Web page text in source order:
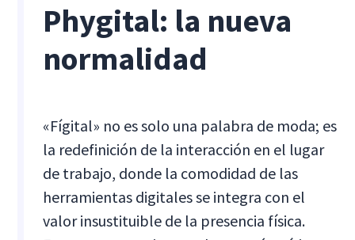
Phygital: la nueva
normalidad
«Fígital» no es solo una palabra de moda; es
la redefinición de la interacción en el lugar
de trabajo, donde la comodidad de las
herramientas digitales se integra con el
valor insustituible de la presencia física.